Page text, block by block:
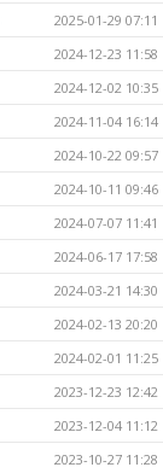
2025-01-29 07:11
2024-12-23 11:58
2024-12-02 10:35
2024-11-04 16:14
2024-10-22 09:57
2024-10-11 09:46
2024-07-07 11:41
2024-06-17 17:58
2024-03-21 14:30
2024-02-13 20:20
2024-02-01 11:25
2023-12-23 12:42
2023-12-04 11:12
2023-10-27 11:28